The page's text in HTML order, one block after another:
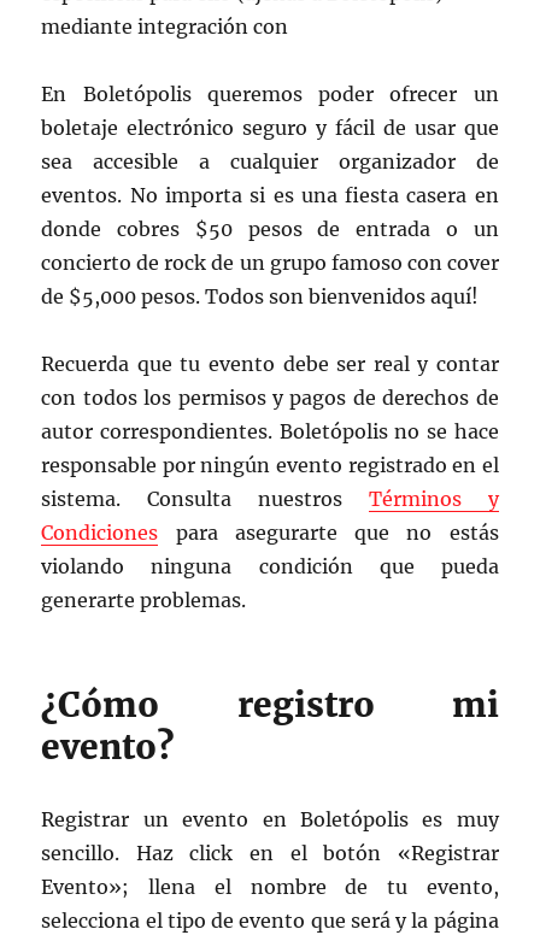
mediante integración con
En Boletópolis queremos poder ofrecer un
boletaje electrónico seguro y fácil de usar que
sea accesible a cualquier organizador de
eventos. No importa si es una fiesta casera en
donde cobres $50 pesos de entrada o un
concierto de rock de un grupo famoso con cover
de $5,000 pesos. Todos son bienvenidos aquí!
Recuerda que tu evento debe ser real y contar
con todos los permisos y pagos de derechos de
autor correspondientes. Boletópolis no se hace
responsable por ningún evento registrado en el
sistema. Consulta nuestros Términos y
Condiciones para asegurarte que no estás
violando ninguna condición que pueda
generarte problemas.
¿Cómo registro mi
evento?
Registrar un evento en Boletópolis es muy
sencillo. Haz click en el botón «Registrar
Evento»; llena el nombre de tu evento,
selecciona el tipo de evento que será y la página